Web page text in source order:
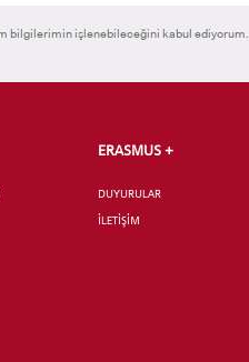
bilgilerimin işlenebileceğini kabul ediyorum.
ERASMUS +
DUYURULAR
İLETİŞİM